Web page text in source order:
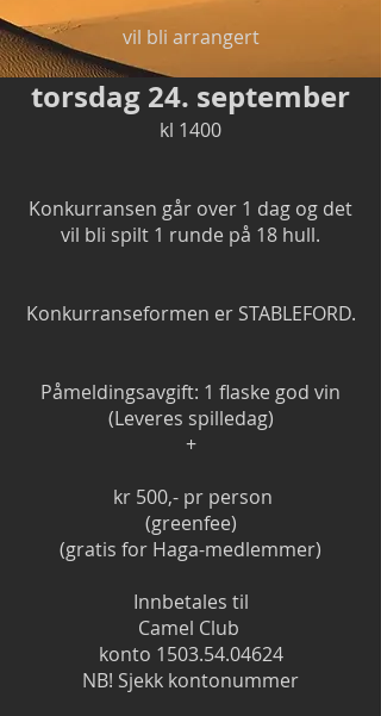
vil bli arrangert
torsdag 24. september
kl 1400
Konkurransen går over 1 dag og det
vil bli spilt 1 runde på 18 hull.
Konkurranseformen er STABLEFORD.
Påmeldingsavgift: 1 flaske god vin
(Leveres spilledag)
+
kr 500,- pr person
(greenfee)
(gratis for Haga-medlemmer)
Innbetales til
Camel Club
konto 1503.54.04624
NB! Sjekk kontonummer